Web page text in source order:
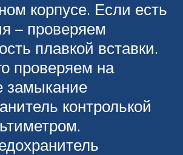
корпусе. Если есть
– проверяем
плавкой вставки.
проверяем на
замыкание
контролькой